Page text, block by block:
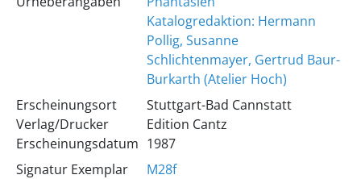
Katalogredaktion: Hermann
Pollig, Susanne
Schlichtenmayer, Gertrud Baur-
Burkarth (Atelier Hoch)
Erscheinungsort
Verlag/Drucker
Erscheinungsdatum
Stuttgart-Bad Cannstatt
Edition Cantz
1987
Signatur Exemplar
M28f